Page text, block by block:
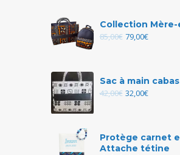
Collection
85,00€ 79,00€
Sac à main
42,00€ 32,00€
Protège carnet
Attache tétine